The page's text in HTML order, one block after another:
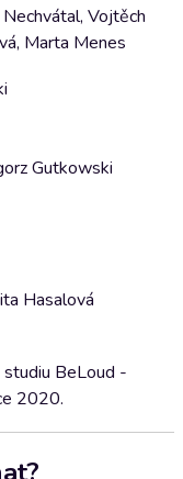
Vojtěch
Marta Menes
Gutkowski
Hasalová
BeLoud -
2020.